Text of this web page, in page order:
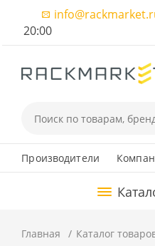
20:00
Производители
Главная Каталог